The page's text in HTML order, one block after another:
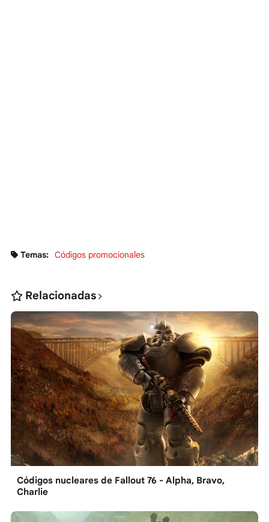
Temas: Códigos promocionales
Relacionadas
Códigos nucleares de Fallout 76 - Alpha, Bravo,
Charlie